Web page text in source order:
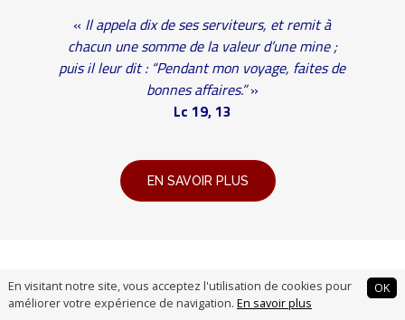
En visitant notre site, vous acceptez l'utilisation de cookies pour
améliorer votre expérience de navigation. En savoir plus
OK
« Il appela dix de ses serviteurs, et remit à
chacun une somme de la valeur d’une mine ;
puis il leur dit : “Pendant mon voyage, faites de
bonnes affaires.”»
Lc 19, 13
EN SAVOIR PLUS